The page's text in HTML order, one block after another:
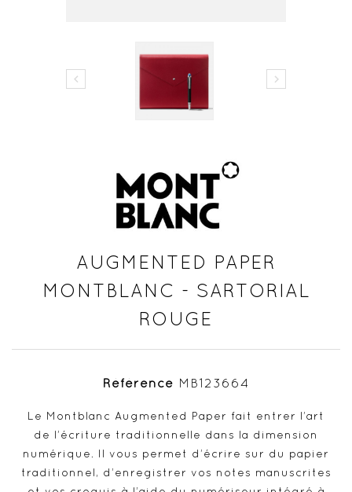
 
AUGMENTED PAPER
MONTBLANC - SARTORIAL
ROUGE
Référence MB123664
Le Montblanc Augmented Paper fait entrer l’art
de l’écriture traditionnelle dans la dimension
numérique. Il vous permet d’écrire sur du papier
traditionnel, d’enregistrer vos notes manuscrites